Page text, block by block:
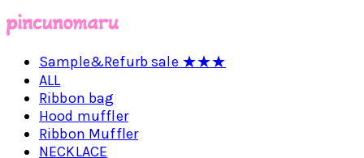
Sample&Refurb sale ★★★
ALL
Ribbon bag
Hood muffler
Ribbon Muffler
NECKLACE